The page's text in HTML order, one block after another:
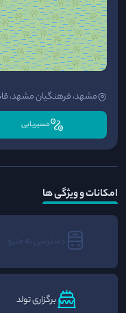
مشهد، فرهنگیان مشهد، قاسم آباد،
مسیریابی
امکانات و ویژگی ها
دسترسی به مترو
برگزاری تولد